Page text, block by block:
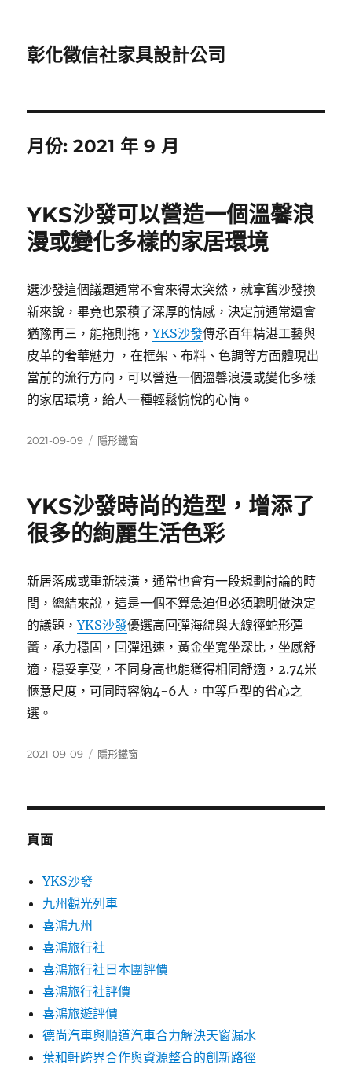
彰化徵信社家具設計公司
月份:2021 年 9 月
YKS沙發可以營造一個溫馨浪
漫或變化多樣的家居環境
選沙發這個議題通常不會來得太突然，就拿舊沙發換
新來說，畢竟也累積了深厚的情感，決定前通常還會
猶豫再三，能拖則拖，YKS沙發傳承百年精湛工藝與
皮革的奢華魅力 ，在框架、布料、色調等方面體現出
當前的流行方向，可以營造一個溫馨浪漫或變化多樣
的家居環境，給人一種輕鬆愉悅的心情。
發
2021-09-09
分
隱形鐵窗
YKS沙發時尚的造型，增添了
很多的絢麗生活色彩
新居落成或重新裝潢，通常也會有一段規劃討論的時
間，總結來說，這是一個不算急迫但必須聰明做決定
的議題，YKS沙發優選高回彈海綿與大線徑蛇形彈
簧，承力穩固，回彈迅速，黃金坐寬坐深比，坐感舒
適，穩妥享受，不同身高也能獲得相同舒適，2.74米
愜意尺度，可同時容納4-6人，中等戶型的省心之
選。
發
2021-09-09
分
隱形鐵窗
頁面
YKS沙發
九州觀光列車
喜鴻九州
喜鴻旅行社
喜鴻旅行社日本團評價
喜鴻旅行社評價
喜鴻旅遊評價
德尚汽車與順道汽車合力解決天窗漏水
葉和軒跨界合作與資源整合的創新路徑